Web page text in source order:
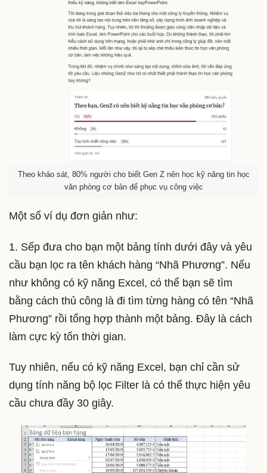
Theo khảo sát, 80% người cho biết Gen Z nên học kỹ năng tin học
văn phòng cơ bản để phục vụ công việc
Một số ví dụ đơn giản như:
1. Sếp đưa cho bạn một bảng tính dưới đây và yêu
cầu bạn lọc ra tên khách hàng “Nhã Phương”. Nếu
như không có kỹ năng Excel, có thể bạn sẽ tìm
bằng cách thủ công là đi tìm từng hàng có tên “Nhã
Phương” rồi tổng hợp thành một bảng. Đây là cách
làm cực kỳ tốn thời gian.
Tuy nhiên, nếu có kỹ năng Excel, bạn chỉ cần sử
dụng tính năng bộ lọc Filter là có thể thực hiện yêu
cầu chưa đầy 30 giây.